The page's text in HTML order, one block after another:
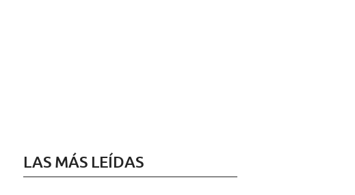
LAS MÁS LEÍDAS